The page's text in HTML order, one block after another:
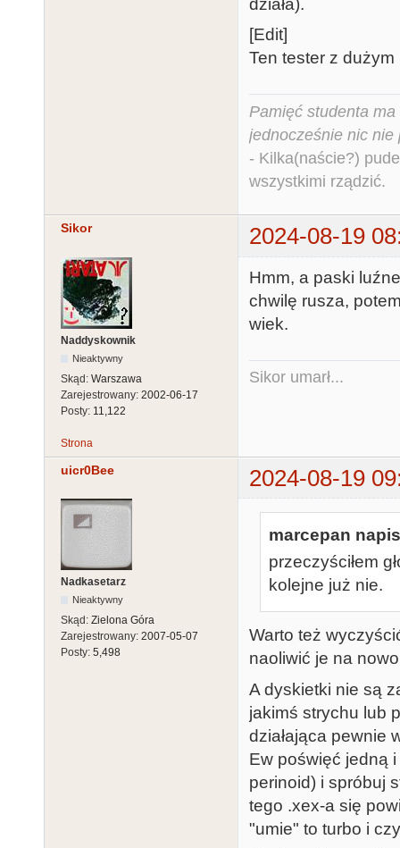
działa).
[Edit]
Ten tester z
Pamięć studenta
jednocześnie nic nie
- Kilka(naście?)
wszystkimi rządzić.
Sikor 2024-08-19
Naddyskownik
Nieaktywny
Skąd: Warszawa
Zarejestrowany: 2002-06-17
Posty: 11,122
Hmm, a paski
chwilę rusza,
wiek.
Sikor umarł...
Strona
uicr0Bee 2024-08-19
Nadkasetarz
Nieaktywny
Skąd: Zielona Góra
Zarejestrowany: 2007-05-07
Posty: 5,498
marcepan
przeczyściłem
kolejne już nie.
Warto też
naoliwić je na
A dyskietki nie są
jakimś strychu lub
działająca pewnie
Ew poświęć jedną
perinoid) i spróbuj
tego .xex-a się
"umie" to turbo i